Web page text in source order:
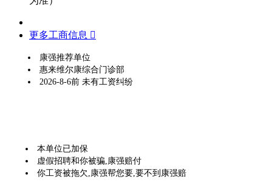
更多工商信息 
康强推荐单位
惠来维尔康综合门诊部
2026-8-6前 未有工资纠纷
本单位已加保
虚假招聘和你被骗,康强赔付
你工资被拖欠,康强帮您要,要不到康强赔